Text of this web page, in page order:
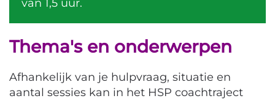
van 1,5 uur.
Thema's en onderwerpen
Afhankelijk van je hulpvraag, situatie en
aantal sessies kan in het HSP coachtraject